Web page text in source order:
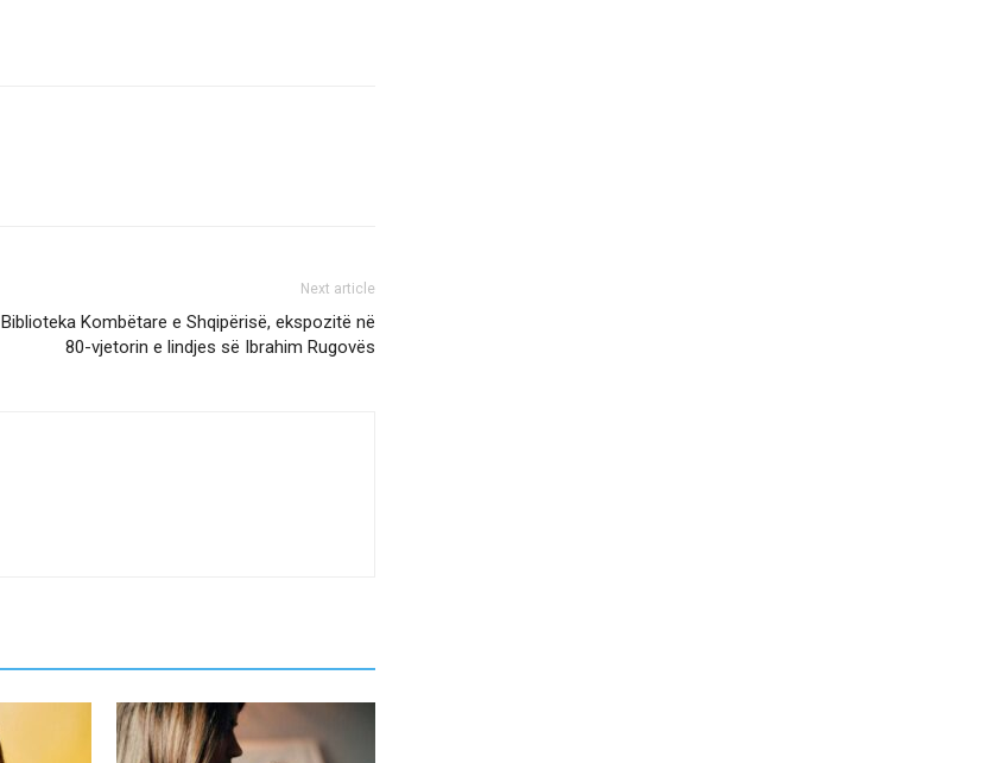
Next article
Biblioteka Kombëtare e Shqipërisë, ekspozitë në
80-vjetorin e lindjes së Ibrahim Rugovës